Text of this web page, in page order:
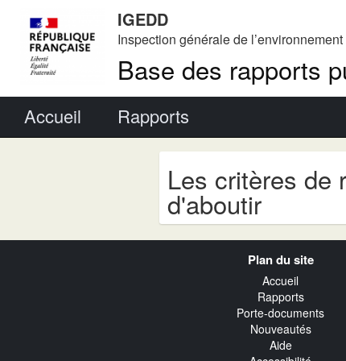
IGEDD
Inspection générale de
Base des rapports
Accueil Rapports
Les critères de
d'aboutir
Plan du site
Accueil
Rapports
Porte-documents
Nouveautés
Aide